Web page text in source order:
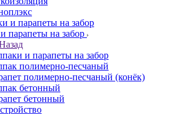
парапеты на забор
и парапеты на забор
полимерно-песчаный
полимерно-песчаный (конёк)
бетонный
бетонный